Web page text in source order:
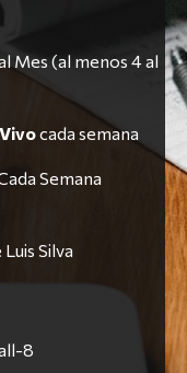
Mes (al menos 4 al
cada semana
Semana
Silva
8